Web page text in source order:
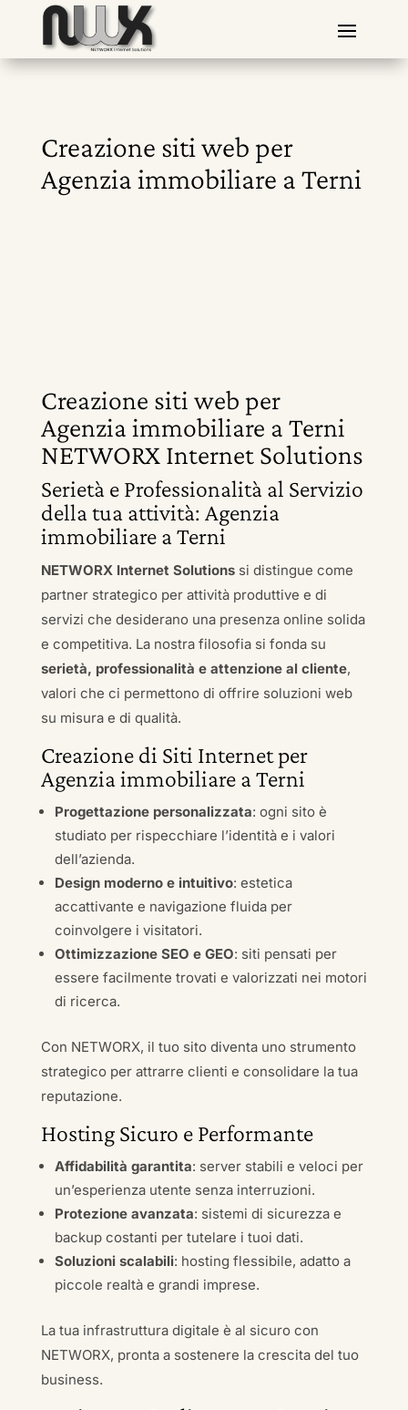
Creazione siti web per
Agenzia immobiliare a Terni
Creazione siti web per
Agenzia immobiliare a Terni
NETWORX Internet Solutions
Serietà e Professionalità al Servizio
della tua attività: Agenzia
immobiliare a Terni
NETWORX Internet Solutionssi distingue come
partner strategico per attività produttive e di
servizi che desiderano una presenza online solida
e competitiva. La nostra filosofia si fonda su
serietà, professionalità e attenzione al cliente,
valori che ci permettono di offrire soluzioni web
su misura e di qualità.
Creazione di Siti Internet per
Agenzia immobiliare a Terni
Progettazione personalizzata: ogni sito è
studiato per rispecchiare l’identità e i valori
dell’azienda.
Design moderno e intuitivo: estetica
accattivante e navigazione fluida per
coinvolgere i visitatori.
Ottimizzazione SEO e GEO: siti pensati per
essere facilmente trovati e valorizzati nei motori
di ricerca.
Con NETWORX, il tuo sito diventa uno strumento
strategico per attrarre clienti e consolidare la tua
reputazione.
Hosting Sicuro e Performante
Affidabilità garantita: server stabili e veloci per
un’esperienza utente senza interruzioni.
Protezione avanzata: sistemi di sicurezza e
backup costanti per tutelare i tuoi dati.
Soluzioni scalabili: hosting flessibile, adatto a
piccole realtà e grandi imprese.
La tua infrastruttura digitale è al sicuro con
NETWORX, pronta a sostenere la crescita del tuo
business.